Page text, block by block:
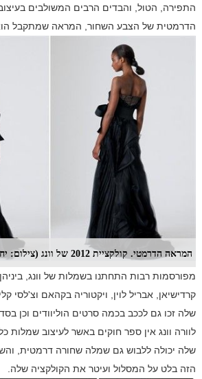
התפירה, הטול, והבדים הרבים המשולבים
הדרמטית של הצבע השחור, המראה שמתקבל
המראה הדרמטי. קולקציית 2012 של וונג (צילום: יח"צ)
מפורסמות רבות התחתנו בשמלות של וונג,
קרדישיאן, אבריל לוין, ויקטוריה בקהאם וצ'לסי
שלה זכו גם לככב בכמה סרטים הוליוודים וכן
לוורה וונג אין ספר חוקים באשר לעיצוב שמלות
שלה יכולה ללבוש גם שמלה שחורה דרמטית,
הזה בלט על המסלול ועיטר את הקולקציה שלה.